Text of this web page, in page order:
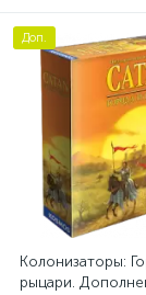
Доп.
Колонизаторы:
рыцари.